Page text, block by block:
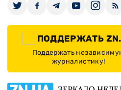
ПОДДЕРЖАТЬ
Поддержать
журналистику!